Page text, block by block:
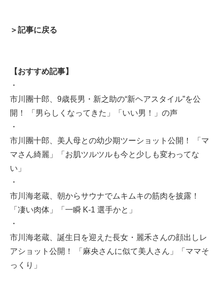
＞記事に戻る
【おすすめ記事】
・
市川團十郎、9歳長男・新之助の“新ヘアスタイル”を公
開！ 「男らしくなってきた」「いい男！」の声
・
市川團十郎、美人母との幼少期ツーショット公開！ 「マ
マさん綺麗」「お肌ツルツルも今と少しも変わってな
い」
・
市川海老蔵、朝からサウナでムキムキの筋肉を披露！
「凄い肉体」「一瞬 K-1 選手かと」
・
市川海老蔵、誕生日を迎えた長女・麗禾さんの顔出しレ
アショット公開！ 「麻央さんに似て美人さん」「ママそ
っくり」